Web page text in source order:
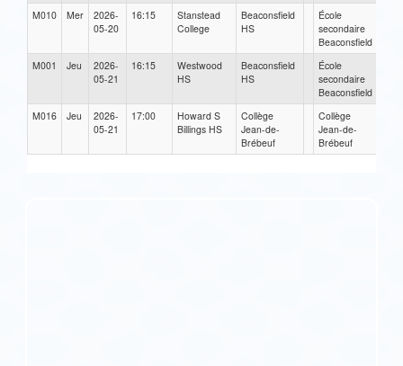
M010
Mer
2026-
05-20
16:15
Stanstead
College
Beaconsfield
HS
École
secondaire
Beaconsfield
M001
Jeu
2026-
05-21
16:15
Westwood
HS
Beaconsfield
HS
École
secondaire
Beaconsfield
M016
Jeu
2026-
05-21
17:00
Howard S
Billings HS
Collège
Jean-de-
Brébeuf
Collège
Jean-de-
Brébeuf